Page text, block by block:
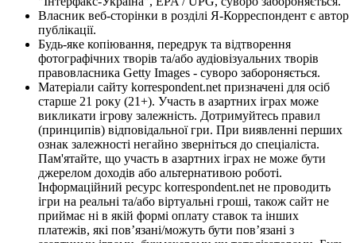
Власник веб-сторінки в розділі Я-Корреспондент є автор
публікації.
Будь-яке копіювання, передрук та відтворення
фотографічних творів та/або аудіовізуальних творів
правовласника Getty Images - суворо забороняється.
Матеріали сайту korrespondent.net призначені для осіб
старше 21 року (21+). Участь в азартних іграх може
викликати ігрову залежність. Дотримуйтесь правил
(принципів) відповідальної гри. При виявленні перших
ознак залежності негайно зверніться до спеціаліста.
Пам'ятайте, що участь в азартних іграх не може бути
джерелом доходів або альтернативою роботі.
Інформаційний ресурс korrespondent.net не проводить
ігри на реальні та/або віртуальні гроші, також сайт не
приймає ні в якій формі оплату ставок та інших
платежів, які пов’язані/можуть бути пов’язані з